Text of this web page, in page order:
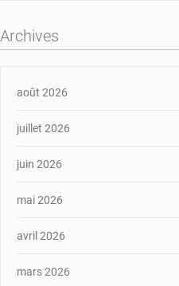
Archives
août 2026
juillet 2026
juin 2026
mai 2026
avril 2026
mars 2026